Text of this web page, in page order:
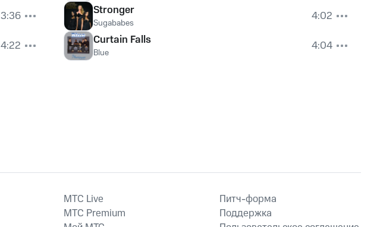
3:36
4:22
Stronger
Sugababes
4:02
Curtain Falls
Blue 4:04
MTС Live
MTС Premium
Питч-форма
Поддержка